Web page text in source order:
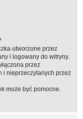
utworzone przez
i logowany do witryny.
przez
i nieprzeczytanych przez
może być pomocne.